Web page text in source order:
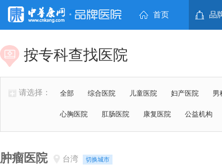
首页 品
按专科查找医院
请选择： 全部 综合医院 儿童医院 妇产医院 男
心胸医院 肛肠医院 康复医院 公益机构
肿瘤医院 台湾 切换城市